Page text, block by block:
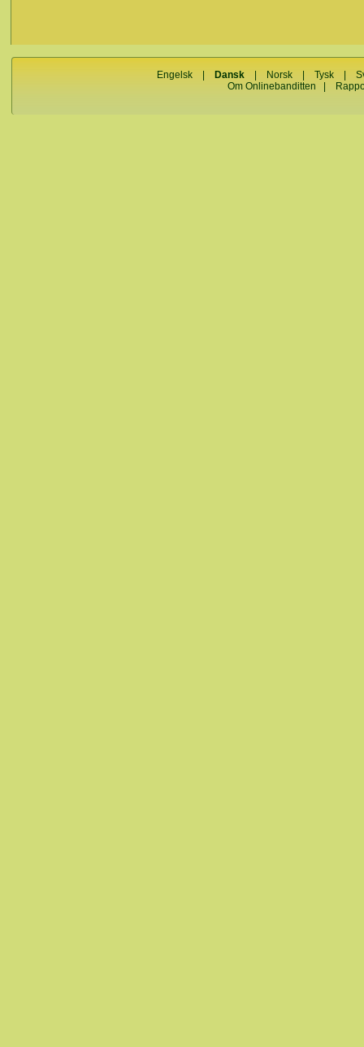
Engelsk Dansk Norsk Tysk
Om Onlinebanditten